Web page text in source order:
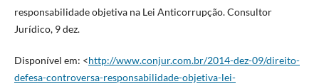
responsabilidade objetiva na Lei Anticorrupção. Consultor
Jurídico, 9 dez.
Disponível em: <http://www.conjur.com.br/2014-dez-09/direito-
defesa-controversa-responsabilidade-objetiva-lei-